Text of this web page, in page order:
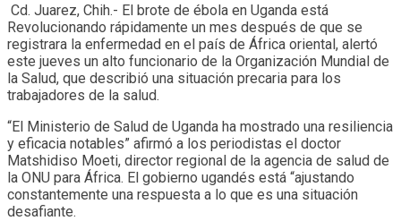
Cd. Juarez, Chih.- El brote de ébola en Uganda está
Revolucionando rápidamente un mes después de que se
registrara la enfermedad en el país de África oriental, alertó
este jueves un alto funcionario de la Organización Mundial de
la Salud, que describió una situación precaria para los
trabajadores de la salud.
“El Ministerio de Salud de Uganda ha mostrado una resiliencia
y eficacia notables” afirmó a los periodistas el doctor
Matshidiso Moeti, director regional de la agencia de salud de
la ONU para África. El gobierno ugandés está “ajustando
constantemente una respuesta a lo que es una situación
desafiante.